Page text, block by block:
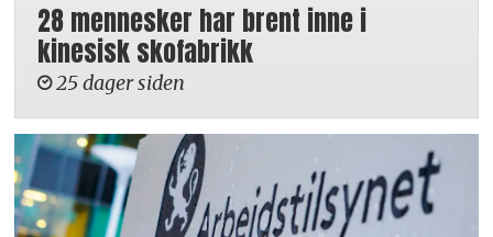
28 mennesker har brent inne i
kinesisk skofabrikk
25 dager siden